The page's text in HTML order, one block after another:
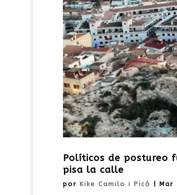
Políticos de postureo
pisa la calle
por Kike Camilo i Picó Mar